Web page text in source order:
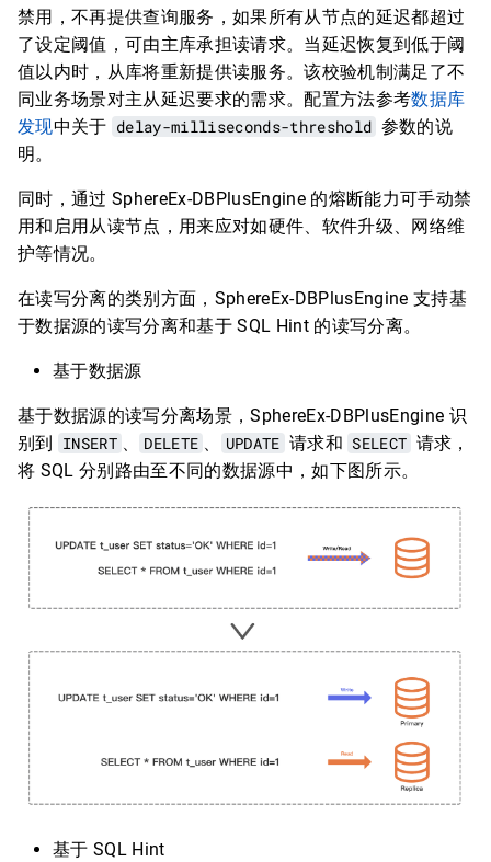
禁用，不再提供查询服务，如果所有从节点的延迟都超过
了设定阈值，可由主库承担读请求。当延迟恢复到低于阈
值以内时，从库将重新提供读服务。该校验机制满足了不
同业务场景对主从延迟要求的需求。配置方法参考数据库
发现中关于 delay-milliseconds-threshold 参数的说
明。
同时，通过 SphereEx-DBPlusEngine 的熔断能力可手动禁
用和启用从读节点，用来应对如硬件、软件升级、网络维
护等情况。
在读写分离的类别方面，SphereEx-DBPlusEngine 支持基
于数据源的读写分离和基于 SQL Hint 的读写分离。
基于数据源
基于数据源的读写分离场景，SphereEx-DBPlusEngine 识
别到 INSERT DELETE UPDATE 请求和 SELECT 请求，
将 SQL 分别路由至不同的数据源中，如下图所示。
基于 SQL Hint